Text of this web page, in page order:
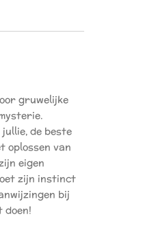
gruwelijke
de beste
oplossen van
eigen
zijn instinct
bij
doen!